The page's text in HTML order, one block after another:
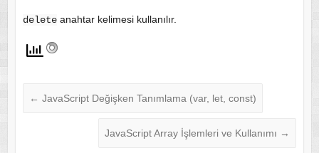
deleteanahtar kelimesi kullanılır.
← JavaScript Değişken Tanımlama (var, let, const)
JavaScript Array İşlemleri ve Kullanımı →